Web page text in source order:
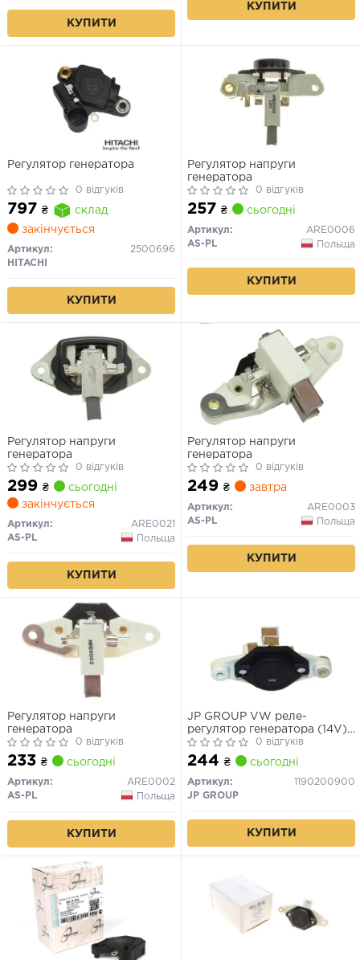
КУПИТИ
КУПИТИ
Регулятор генератора
0 відгуків
797 ₴
склад
закінчується
Артикул:
2500696
HITACHI
КУПИТИ
Регулятор напруги
генератора
0 відгуків
257 ₴ сьогодні
Артикул:
ARE0006
AS-PL
Польща
КУПИТИ
Регулятор напруги
генератора
0 відгуків
299 ₴
сьогодні
закінчується
Артикул:
ARE0021
AS-PL
Польща
КУПИТИ
Регулятор напруги
генератора
0 відгуків
249 ₴ завтра
Артикул:
ARE0003
AS-PL
Польща
КУПИТИ
Регулятор напруги
генератора
0 відгуків
233 ₴ сьогодні
Артикул:
ARE0002
AS-PL
Польща
КУПИТИ
JP GROUP VW реле-
регулятор генератора (14V)
VW/AUDI,Seat0 відгуків
244 ₴ сьогодні
Артикул:
1190200900
JP GROUP
КУПИТИ